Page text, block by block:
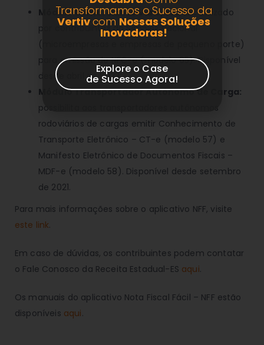
Módulo Comerciante Varejista SN: utilizado
por contribuintes do Simples Nacional
(microempresas e empresas de pequeno porte)
para emissão de NFC-e (modelo 65). Disponível
desde abril de 2023;
Módulo Transportador Autônomo de Carga:
possibilita aos transportadores autônomos
rodoviários de cargas emitir Conhecimento de
Transporte Eletrônico – CT-e (modelo 57) e
Manifesto Eletrônico de Documentos Fiscais –
MDF-e (modelo 58). Disponível desde setembro
de 2021.
Para mais informações sobre o aplicativo NFF, visite
este link.
Em caso de dúvidas, os contribuintes podem contatar
o Fale Conosco da Receita Estadual-ES aqui.
Os manuais do aplicativo Nota Fiscal Fácil – NFF estão
disponíveis aqui.
Transformamos o Sucesso da
Vertivcom Nossas Soluções
Inovadoras!
Explore o Case
de Sucesso Agora!